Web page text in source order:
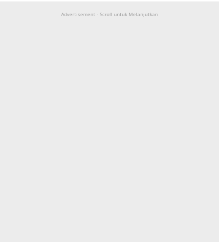
Advertisement - Scroll untuk Melanjutkan